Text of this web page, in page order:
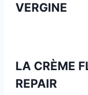
VERGINE
LA CRÈME
REPAIR